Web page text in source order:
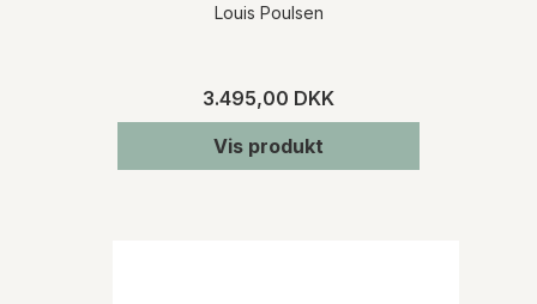
Louis Poulsen
3.495,00 DKK
Vis produkt